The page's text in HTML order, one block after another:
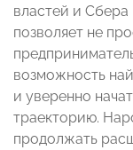
властей и
позволяет не
возможность
и уверенно
траекторию.
продолжать